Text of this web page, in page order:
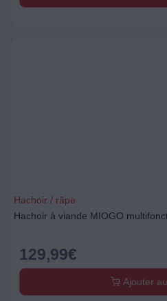
Hachoir / râpe
Hachoir à viande MIOGO
129,99€
Ajouter